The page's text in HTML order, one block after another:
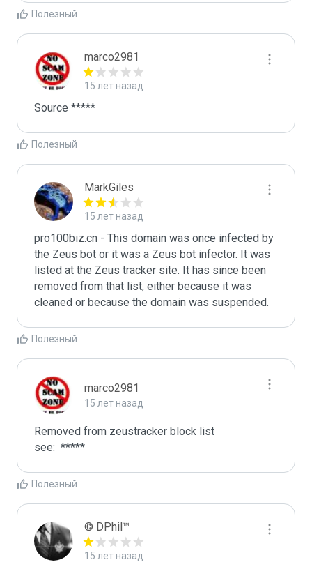
Полезный
marco2981
15 лет назад
Source *****
Полезный
MarkGiles
15 лет назад
pro100biz.cn - This domain was once infected by
the Zeus bot or it was a Zeus bot infector. It was
listed at the Zeus tracker site. It has since been
removed from that list, either because it was
cleaned or because the domain was suspended.
Полезный
marco2981
15 лет назад
Removed from zeustracker block list
see:  *****
Полезный
© DPhil™
15 лет назад